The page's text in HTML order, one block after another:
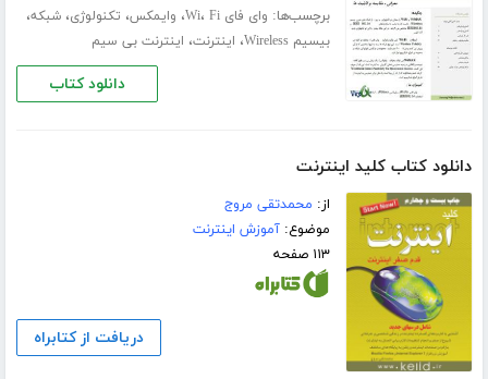
برچسب‌ها: وای فای Wi ، Fi ، وایمکس، تکنولوژی،شبکه،
بیسیم Wireless ، اینترنت، اینترنت بی سیم
دانلود کتاب
دانلود کتاب کلید اینترنت
از: محمدتقی مروج
موضوع:آموزش اینترنت
۱۱۳ صفحه
دریافت از کتابراه